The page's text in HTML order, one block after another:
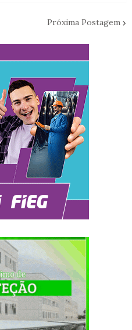
Próxima Postagem